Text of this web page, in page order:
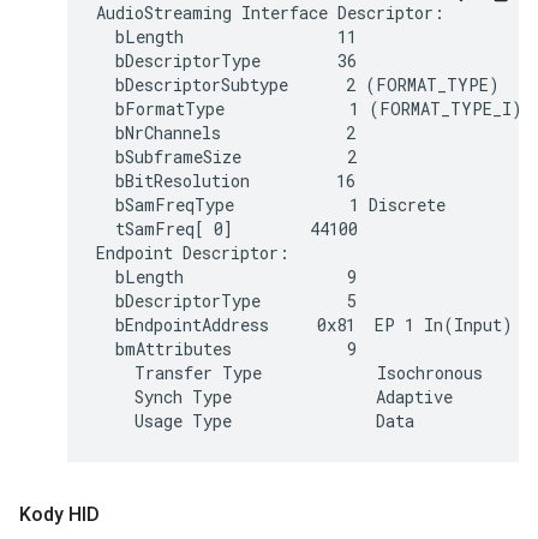
AudioStreaming Interface Descriptor:
  bLength                11
  bDescriptorType        36
  bDescriptorSubtype      2 (FORMAT_TYPE)
  bFormatType             1 (FORMAT_TYPE_I)
  bNrChannels             2
  bSubframeSize           2
  bBitResolution         16
  bSamFreqType            1 Discrete
  tSamFreq[ 0]        44100
Endpoint Descriptor:
  bLength                 9
  bDescriptorType         5
  bEndpointAddress     0x81  EP 1 In(Input)
  bmAttributes            9
    Transfer Type            Isochronous
    Synch Type               Adaptive
Kody HID